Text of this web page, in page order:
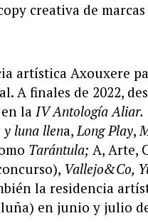
creativa de
artística Axouxere
A finales de 2022,
laIV Antología Aliar.
y luna llena,Long Play,
Tarántula; A, Arte,
Vallejo&Co,
la residencia
en junio y julio